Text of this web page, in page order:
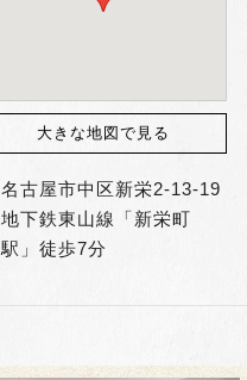
大きな地図で見る
名古屋市中区新栄2-13-19
地下鉄東山線「新栄町
駅」徒歩7分